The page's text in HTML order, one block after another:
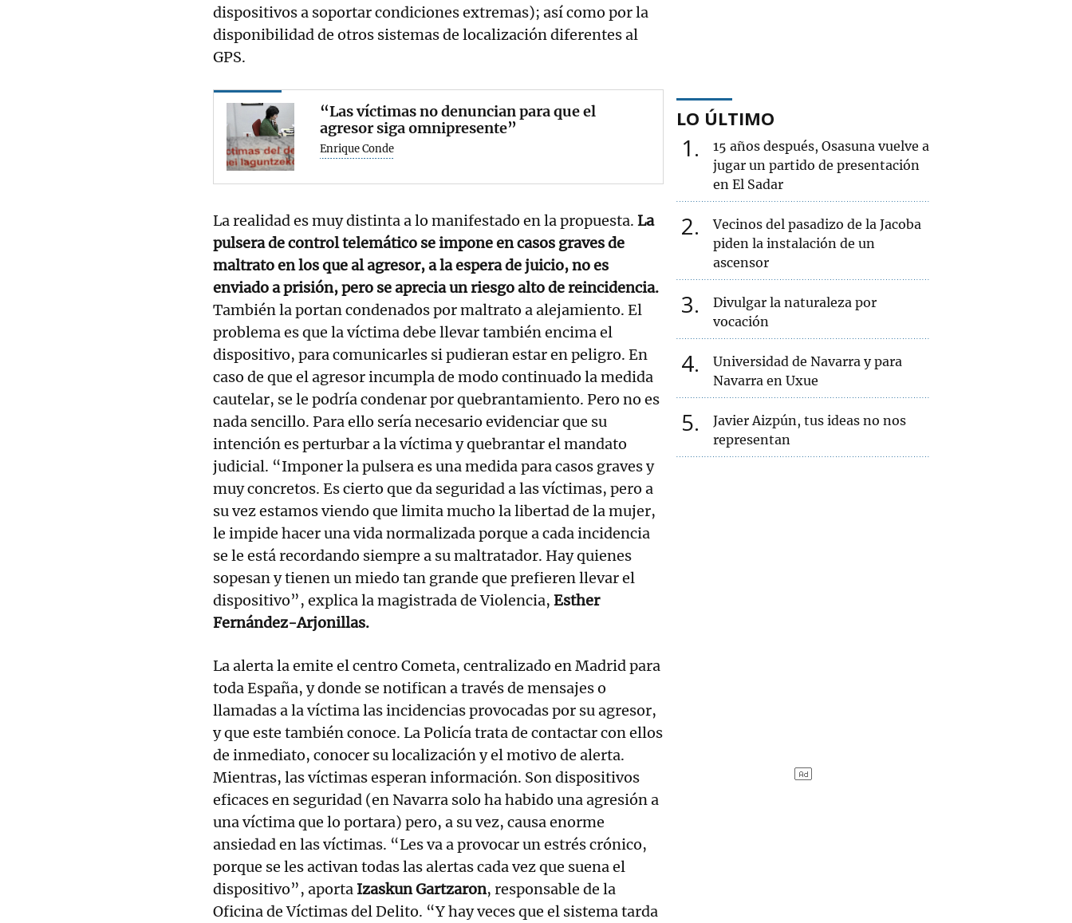
dispositivos a soportar condiciones extremas); así como por la
disponibilidad de otros sistemas de localización diferentes al
GPS.
“Las víctimas no denuncian para que el
agresor siga omnipresente”
Enrique Conde
La realidad es muy distinta a lo manifestado en la propuesta. La
pulsera de control telemático se impone en casos graves de
maltrato en los que al agresor, a la espera de juicio, no es
enviado a prisión, pero se aprecia un riesgo alto de reincidencia.
También la portan condenados por maltrato a alejamiento. El
problema es que la víctima debe llevar también encima el
dispositivo, para comunicarles si pudieran estar en peligro. En
caso de que el agresor incumpla de modo continuado la medida
cautelar, se le podría condenar por quebrantamiento. Pero no es
nada sencillo. Para ello sería necesario evidenciar que su
intención es perturbar a la víctima y quebrantar el mandato
judicial. “Imponer la pulsera es una medida para casos graves y
muy concretos. Es cierto que da seguridad a las víctimas, pero a
su vez estamos viendo que limita mucho la libertad de la mujer,
le impide hacer una vida normalizada porque a cada incidencia
se le está recordando siempre a su maltratador. Hay quienes
sopesan y tienen un miedo tan grande que prefieren llevar el
dispositivo”, explica la magistrada de Violencia, Esther
Fernández-Arjonillas.
La alerta la emite el centro Cometa, centralizado en Madrid para
toda España, y donde se notifican a través de mensajes o
llamadas a la víctima las incidencias provocadas por su agresor,
y que este también conoce. La Policía trata de contactar con ellos
de inmediato, conocer su localización y el motivo de alerta.
Mientras, las víctimas esperan información. Son dispositivos
eficaces en seguridad (en Navarra solo ha habido una agresión a
una víctima que lo portara) pero, a su vez, causa enorme
ansiedad en las víctimas. “Les va a provocar un estrés crónico,
porque se les activan todas las alertas cada vez que suena el
dispositivo”, aporta Izaskun Gartzaron, responsable de la
Oficina de Víctimas del Delito. “Y hay veces que el sistema tarda
LO ÚLTIMO
1
15 años después, Osasuna vuelve a
jugar un partido de presentación
en El Sadar
2
Vecinos del pasadizo de la Jacoba
piden la instalación de un
ascensor
3
Divulgar la naturaleza por
vocación
4
Universidad de Navarra y para
Navarra en Uxue
5
Javier Aizpún, tus ideas no nos
representan